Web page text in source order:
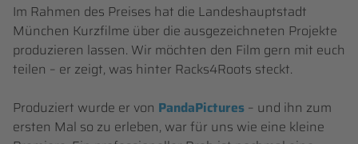
Im Rahmen des Preises hat die Landeshauptstadt
München Kurzfilme über die ausgezeichneten Projekte
produzieren lassen. Wir möchten den Film gern mit euch
teilen – er zeigt, was hinter Racks4Roots steckt.
Produziert wurde er von PandaPictures – und ihn zum
ersten Mal so zu erleben, war für uns wie eine kleine